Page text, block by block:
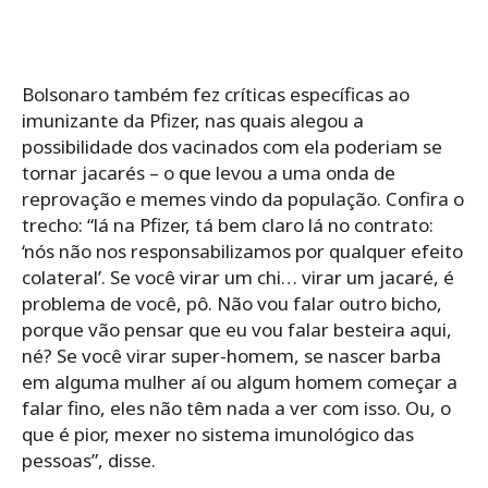
Bolsonaro também fez críticas específicas ao
imunizante da Pfizer, nas quais alegou a
possibilidade dos vacinados com ela poderiam se
tornar jacarés – o que levou a uma onda de
reprovação e memes vindo da população. Confira o
trecho: “lá na Pfizer, tá bem claro lá no contrato:
‘nós não nos responsabilizamos por qualquer efeito
colateral’. Se você virar um chi… virar um jacaré, é
problema de você, pô. Não vou falar outro bicho,
porque vão pensar que eu vou falar besteira aqui,
né? Se você virar super-homem, se nascer barba
em alguma mulher aí ou algum homem começar a
falar fino, eles não têm nada a ver com isso. Ou, o
que é pior, mexer no sistema imunológico das
pessoas”, disse.